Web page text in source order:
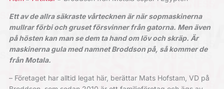
Ett av de allra säkraste vårtecknen är närsopmaskinerna
mullrar förbi och gruset försvinner från gatorna. Men även
på hösten kan man se dem ta hand om löv och skräp. Är
maskinerna gula med namnet Broddson på, så kommer de
från Motala.
– Företaget har alltid legat här, berättar Mats Hofstam, VD på